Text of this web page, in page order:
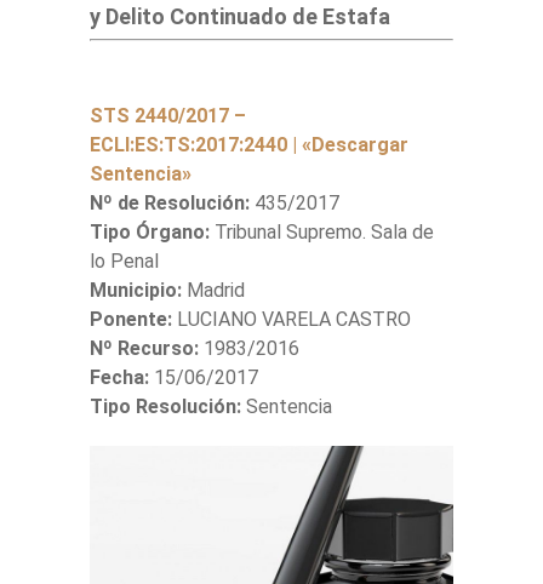
y Delito Continuado de Estafa
STS 2440/2017 –
ECLI:ES:TS:2017:2440 | «Descargar
Sentencia»
Nº de Resolución: 435/2017
Tipo Órgano: Tribunal Supremo. Sala de
lo Penal
Municipio: Madrid
Ponente: LUCIANO VARELA CASTRO
Nº Recurso: 1983/2016
Fecha: 15/06/2017
Tipo Resolución: Sentencia